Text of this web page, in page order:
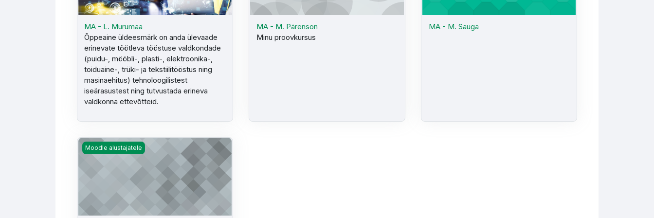
MA - L. Murumaa
Õppeaine üldeesmärk on anda ülevaade
erinevate töötleva tööstuse valdkondade
(puidu-, mööbli-, plasti-, elektroonika-,
toiduaine-, trüki- ja tekstiilitööstus ning
masinaehitus) tehnoloogilistest
iseärasustest ning tutvustada erineva
valdkonna ettevõtteid.
MA - M. Pärenson
Minu proovkursus
MA - M. Sauga
MA - P. Siitan
Moodle alustajatele